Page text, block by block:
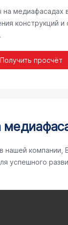
медиафасадах
конструкций и
Получить просчёт
нашей компании,
успешного